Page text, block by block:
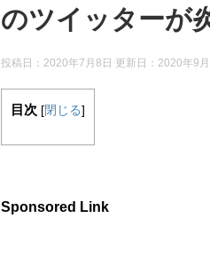
のツイッターが
投稿日：2020年7月8日 更新日： 2020年9
目次 [閉じる]
Sponsored Link